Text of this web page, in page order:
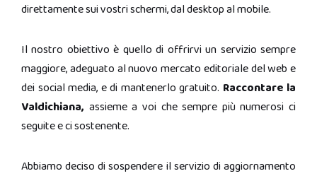
direttamente sui vostri schermi, dal desktop al mobile.
Il nostro obiettivo è quello di offrirvi un servizio sempre
maggiore, adeguato al nuovo mercato editoriale del web e
dei social media, e di mantenerlo gratuito. Raccontare la
Valdichiana, assieme a voi che sempre più numerosi ci
seguite e ci sostenente.
Abbiamo deciso di sospendere il servizio di aggiornamento